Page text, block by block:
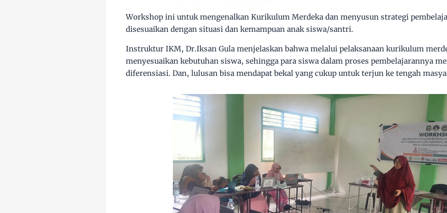
Workshop ini untuk mengenalkan Kurikulum Merdeka dan menyusun strategi
disesuaikan dengan situasi dan kemampuan anak siswa/santri.
Instruktur IKM, Dr.Iksan Gula menjelaskan bahwa melalui pelaksanaan kurikulum
menyesuaikan kebutuhan siswa, sehingga para siswa dalam proses pembelajarannya
diferensiasi. Dan, lulusan bisa mendapat bekal yang cukup untuk terjun ke tengah